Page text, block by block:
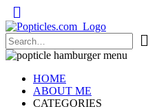
Popticles.com
HOME
ABOUT ME
CATEGORIES